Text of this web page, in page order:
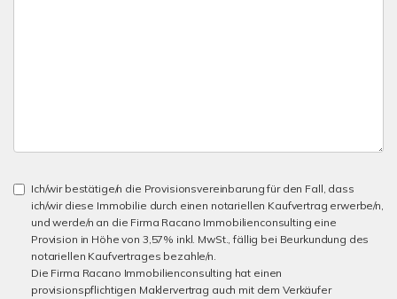
Ich/wir bestätige/n die Provisionsvereinbarung für den Fall, dass
ich/wir diese Immobilie durch einen notariellen Kaufvertrag erwerbe/n,
und werde/n an die Firma Racano Immobilienconsulting eine
Provision in Höhe von 3,57% inkl. MwSt., fällig bei Beurkundung des
notariellen Kaufvertrages bezahle/n.
Die Firma Racano Immobilienconsulting hat einen
provisionspflichtigen Maklervertrag auch mit dem Verkäufer